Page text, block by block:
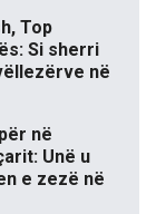
Top
Si sherri
në
në
Unë u
e zezë në